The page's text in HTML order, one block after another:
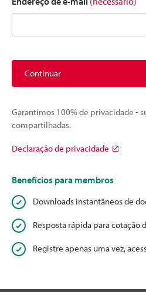
Continuar
Garantimos 100% de privacidade -
compartilhadas.
Declaração de privacidade
Benefícios para membros
Downloads instantâneos de
Resposta rápida para cotação
Registre apenas uma vez,